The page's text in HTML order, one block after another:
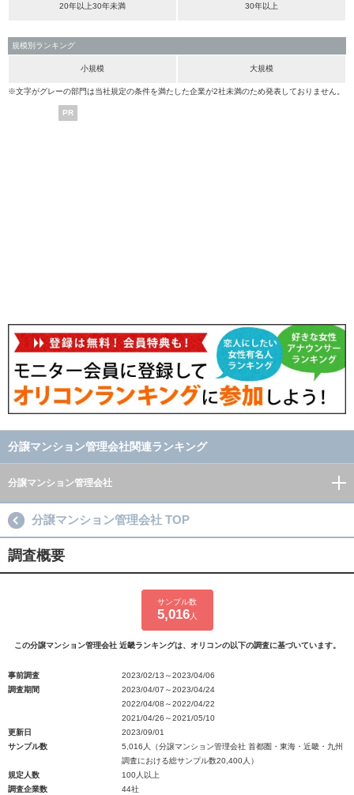
20年以上30年未満 30年以上
規模別ランキング
小規模 大規模
※文字がグレーの部門は当社規定の条件を満たした企業が2社未満のため発表しておりません。
PR
分譲マンション管理会社関連ランキング
分譲マンション管理会社
分譲マンション管理会社 TOP
調査概要
サンプル数
5,016人
この分譲マンション管理会社 近畿ランキングは、オリコンの以下の調査に基づいています。
事前調査
2023/02/13～2023/04/06
調査期間
2023/04/07～2023/04/24
2022/04/08～2022/04/22
2021/04/26～2021/05/10
更新日
2023/09/01
サンプル数
5,016人（分譲マンション管理会社 首都圏・東海・近畿・九州
調査における総サンプル数20,400人）
規定人数
100人以上
調査企業数
44社